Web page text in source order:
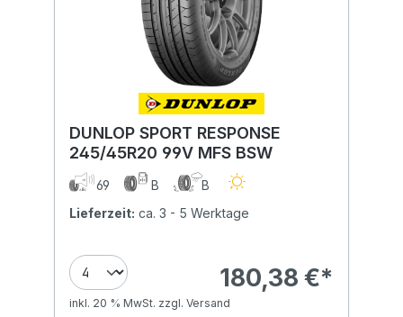
DUNLOP SPORT RESPONSE
245/45R20 99V MFS BSW
69 B
B
Lieferzeit: ca. 3 - 5 Werktage
180,38 €*
inkl. 20 % MwSt. zzgl. Versand